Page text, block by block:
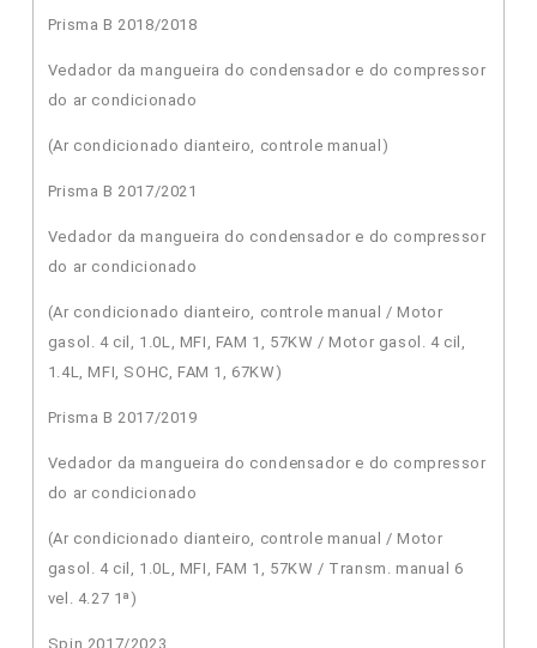
Prisma B 2018/2018
Vedador da mangueira do condensador e do compressor
do ar condicionado
(Ar condicionado dianteiro, controle manual)
Prisma B 2017/2021
Vedador da mangueira do condensador e do compressor
do ar condicionado
(Ar condicionado dianteiro, controle manual / Motor
gasol. 4 cil, 1.0L, MFI, FAM 1, 57KW / Motor gasol. 4 cil,
1.4L, MFI, SOHC, FAM 1, 67KW)
Prisma B 2017/2019
Vedador da mangueira do condensador e do compressor
do ar condicionado
(Ar condicionado dianteiro, controle manual / Motor
gasol. 4 cil, 1.0L, MFI, FAM 1, 57KW / Transm. manual 6
vel. 4.27 1ª)
Spin 2017/2023